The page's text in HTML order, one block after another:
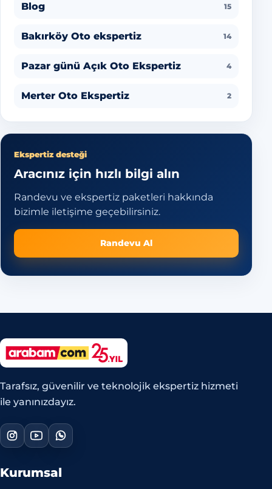
Blog 15
Bakırköy Oto ekspertiz 14
Pazar günü Açık Oto Ekspertiz 4
Merter Oto Ekspertiz 2
Ekspertiz desteği
Aracınız için hızlı bilgi alın
Randevu ve ekspertiz paketleri hakkında
bizimle iletişime geçebilirsiniz.
Randevu Al
Tarafsız, güvenilir ve teknolojik ekspertiz hizmeti
ile yanınızdayız.
Kurumsal